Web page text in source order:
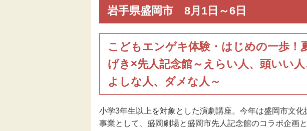
フェスティバル
地域創造大賞
岩手県盛岡市 8月1日～6日
こどもエンゲキ体験・はじめの一歩！
げき×先人記念館～えらい人、頭いい
よしな人、ダメな人～
小学3年生以上を対象とした演劇講座。今年は盛岡市文
事業として、盛岡劇場と盛岡市先人記念館のコラボ企画